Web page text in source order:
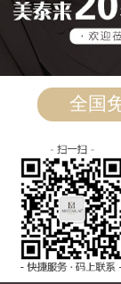
全国